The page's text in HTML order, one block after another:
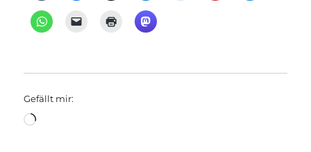
Gefällt mir:
Wird